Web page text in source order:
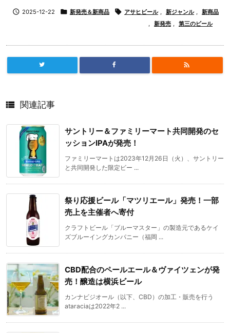
 2025-12-22  新発売＆新商品  アサヒビール , 新ジャンル , 新商品
, 新発売 , 第三のビール

 関連記事
サントリー＆ファミリーマート共同開発のセ
ッションIPAが発売！
ファミリーマートは2023年12月26日（火）、サントリー
と共同開発した限定ビー ...
祭り応援ビール「マツリエール」発売！一部
売上を主催者へ寄付
クラフトビール「ブルーマスター」の製造元であるケイ
ズブルーイングカンパニー（福岡 ...
CBD配合のペールエール＆ヴァイツェンが発
売！醸造は横浜ビール
カンナビジオール（以下、CBD）の加工・販売を行う
ataraciaは2022年2 ...